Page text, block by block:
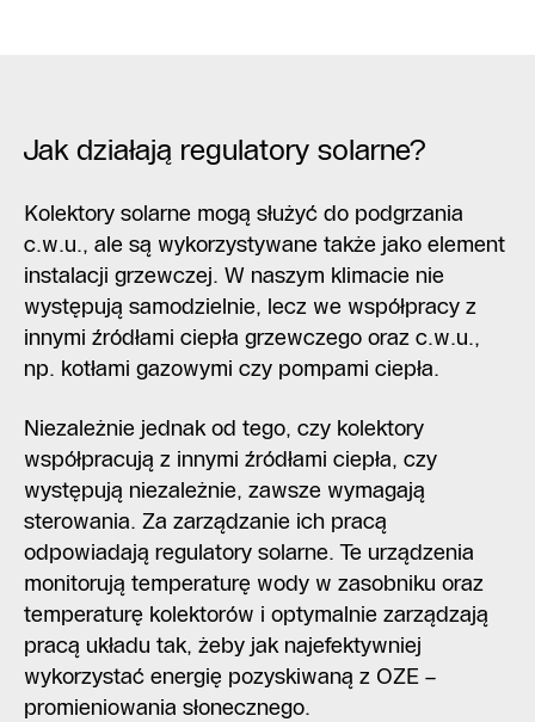
Jak działają regulatory solarne?
Kolektory solarne mogą służyć do podgrzania
c.w.u., ale są wykorzystywane także jako element
instalacji grzewczej. W naszym klimacie nie
występują samodzielnie, lecz we współpracy z
innymi źródłami ciepła grzewczego oraz c.w.u.,
np. kotłami gazowymi czy pompami ciepła.
Niezależnie jednak od tego, czy kolektory
współpracują z innymi źródłami ciepła, czy
występują niezależnie, zawsze wymagają
sterowania. Za zarządzanie ich pracą
odpowiadają regulatory solarne. Te urządzenia
monitorują temperaturę wody w zasobniku oraz
temperaturę kolektorów i optymalnie zarządzają
pracą układu tak, żeby jak najefektywniej
wykorzystać energię pozyskiwaną z OZE –
promieniowania słonecznego.